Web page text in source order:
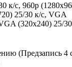
к/с, 960p
25/30 к/с, VGA
(320x240) 25/
(Предзапись 4